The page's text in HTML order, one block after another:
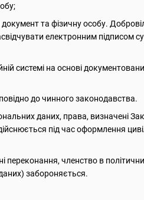
та фізичну особу.
електронним підписом
системі на основі
до чинного законодавства.
даних, права, визначені
під час оформлення
переконання, членство в
забороняється.